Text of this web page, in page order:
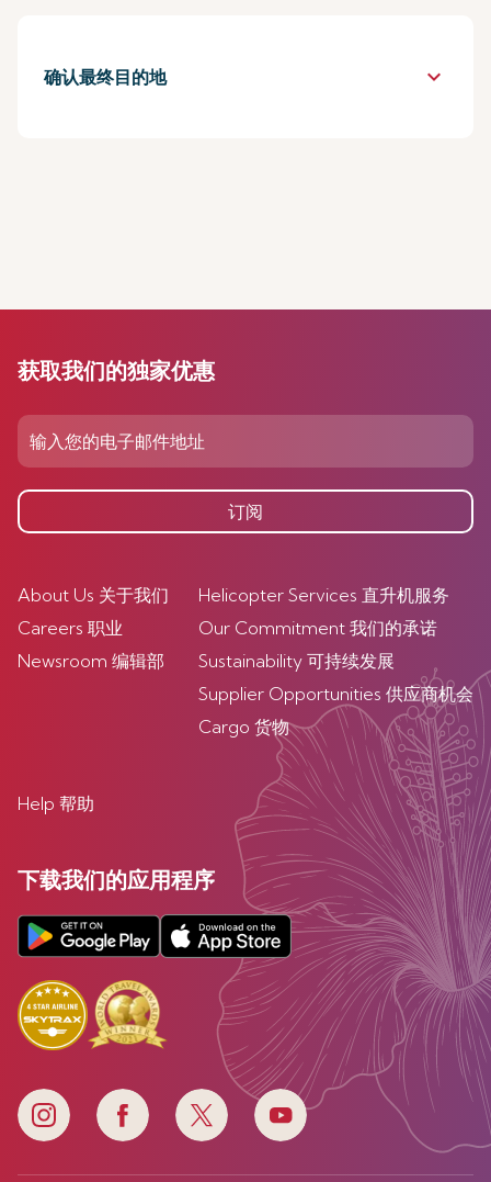
确认最终目的地 keyboard_arrow_down
获取我们的独家优惠
订阅
About Us 关于我们
Careers 职业
Newsroom 编辑部
Helicopter Services 直升机服务
Our Commitment 我们的承诺
Sustainability 可持续发展
Supplier Opportunities 供应商机会
Cargo 货物
Help 帮助
下载我们的应用程序